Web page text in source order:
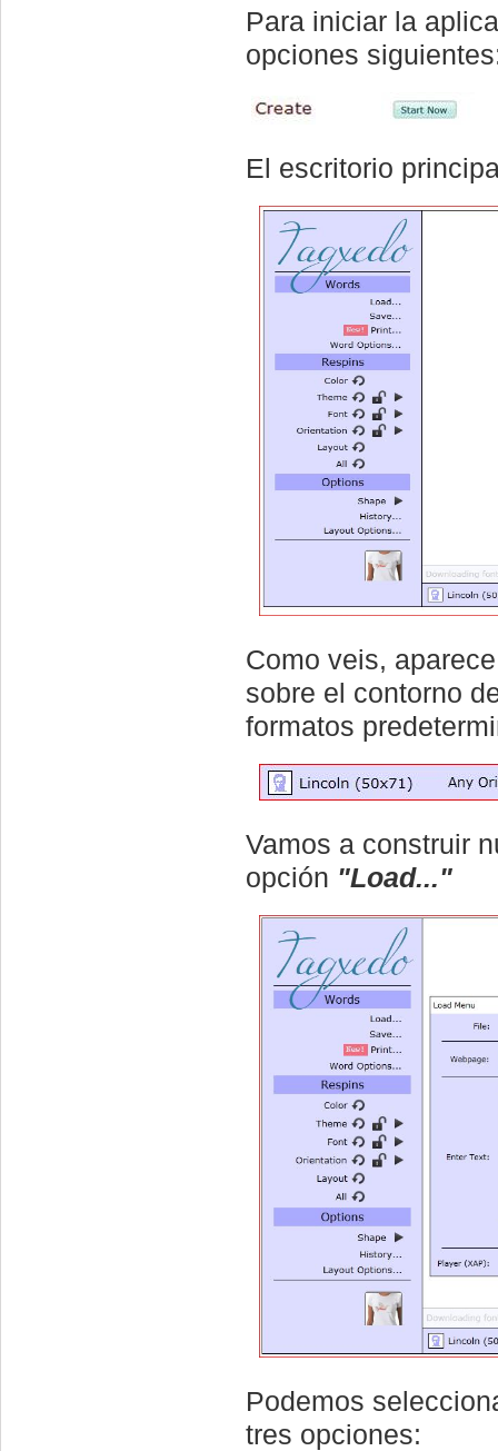
Para iniciar la
opciones
El escritorio
Como veis,
sobre el contorno
formatos
Vamos a construir
opción "Load..."
Podemos
tres opciones: